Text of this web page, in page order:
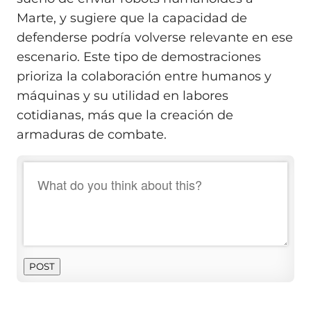
Marte, y sugiere que la capacidad de
defenderse podría volverse relevante en ese
escenario. Este tipo de demostraciones
prioriza la colaboración entre humanos y
máquinas y su utilidad en labores
cotidianas, más que la creación de
armaduras de combate.
POST